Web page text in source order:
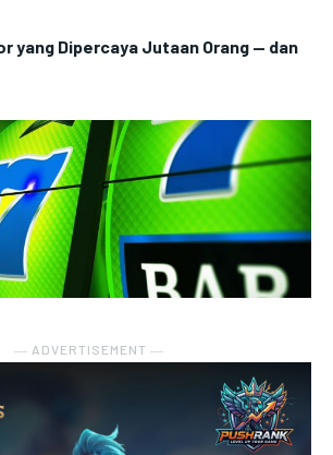
yang Dipercaya Jutaan Orang — dan
― ADVERTISEMENT ―